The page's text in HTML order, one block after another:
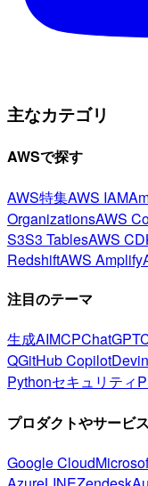
主なカテゴリ
AWSで探す
AWS特集AWS IAM
OrganizationsAWS
S3S3 TablesAWS
RedshiftAWS Amplify
注目のテーマ
生成AIMCPChatGPT
QGitHub CopilotDevin
Pythonセキュリティ
プロダクトやサービ
Google Cloud